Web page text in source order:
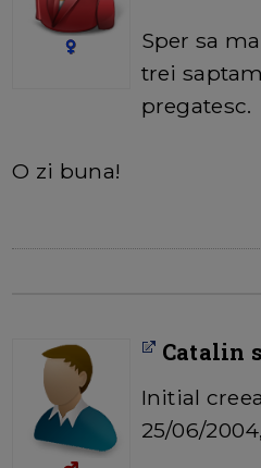
Sper sa
trei
pregatesc.
O zi buna!
Catalin
Initial
25/06/